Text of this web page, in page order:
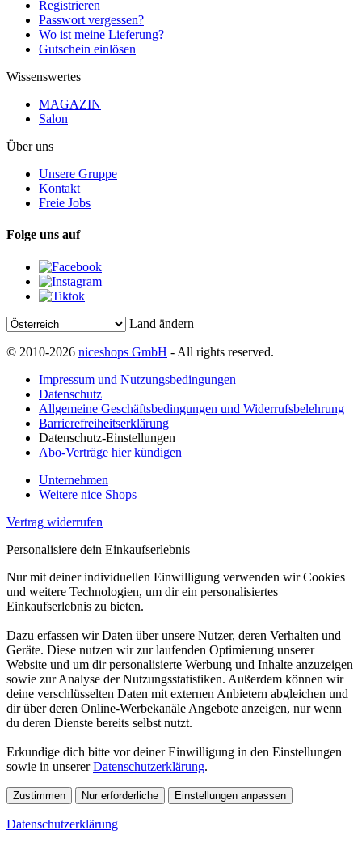
Registrieren
Passwort vergessen?
Wo ist meine Lieferung?
Gutschein einlösen
Wissenswertes
MAGAZIN
Salon
Über uns
Unsere Gruppe
Kontakt
Freie Jobs
Folge uns auf
Land ändern
© 2010-2026 niceshops GmbH - All rights reserved.
Impressum und Nutzungsbedingungen
Datenschutz
Allgemeine Geschäftsbedingungen und Widerrufsbelehrung
Barrierefreiheitserklärung
Datenschutz-Einstellungen
Abo-Verträge hier kündigen
Unternehmen
Weitere nice Shops
Vertrag widerrufen
Personalisiere dein Einkaufserlebnis
Nur mit deiner individuellen Einwilligung verwenden wir Cookies
und weitere Technologien, um dir ein personalisiertes
Einkaufserlebnis zu bieten.
Dazu erfassen wir Daten über unsere Nutzer, deren Verhalten und
Geräte. Diese nutzen wir zur laufenden Optimierung unserer
Website und um dir personalisierte Werbung und Inhalte anzuzeigen
sowie zur Analyse der Nutzungsstatistiken. Außerdem können wir
deine verschlüsselten Daten mit externen Anbietern abgleichen und
dir über deren Online-Werbekanäle Angebote anzeigen, nur wenn
du deren Dienste bereits selbst nutzt.
Erkundige dich bitte vor deiner Einwilligung in den Einstellungen
sowie in unsererDatenschutzerklärung.
Zustimmen Nur erforderliche Einstellungen anpassen
Datenschutzerklärung